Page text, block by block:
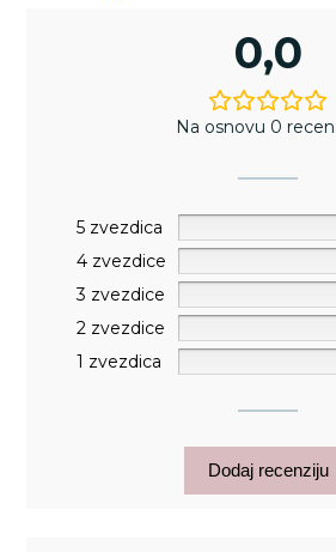
0,0
Na osnovu 0
5 zvezdica
4 zvezdice
3 zvezdice
2 zvezdice
1 zvezdica
Dodaj recenziju